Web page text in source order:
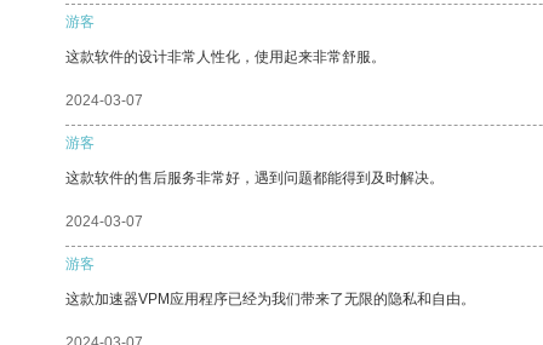
游客
这款软件的设计非常人性化，使用起来非常舒服。
2024-03-07
游客
这款软件的售后服务非常好，遇到问题都能得到及时解决。
2024-03-07
游客
这款加速器VPM应用程序已经为我们带来了无限的隐私和自由。